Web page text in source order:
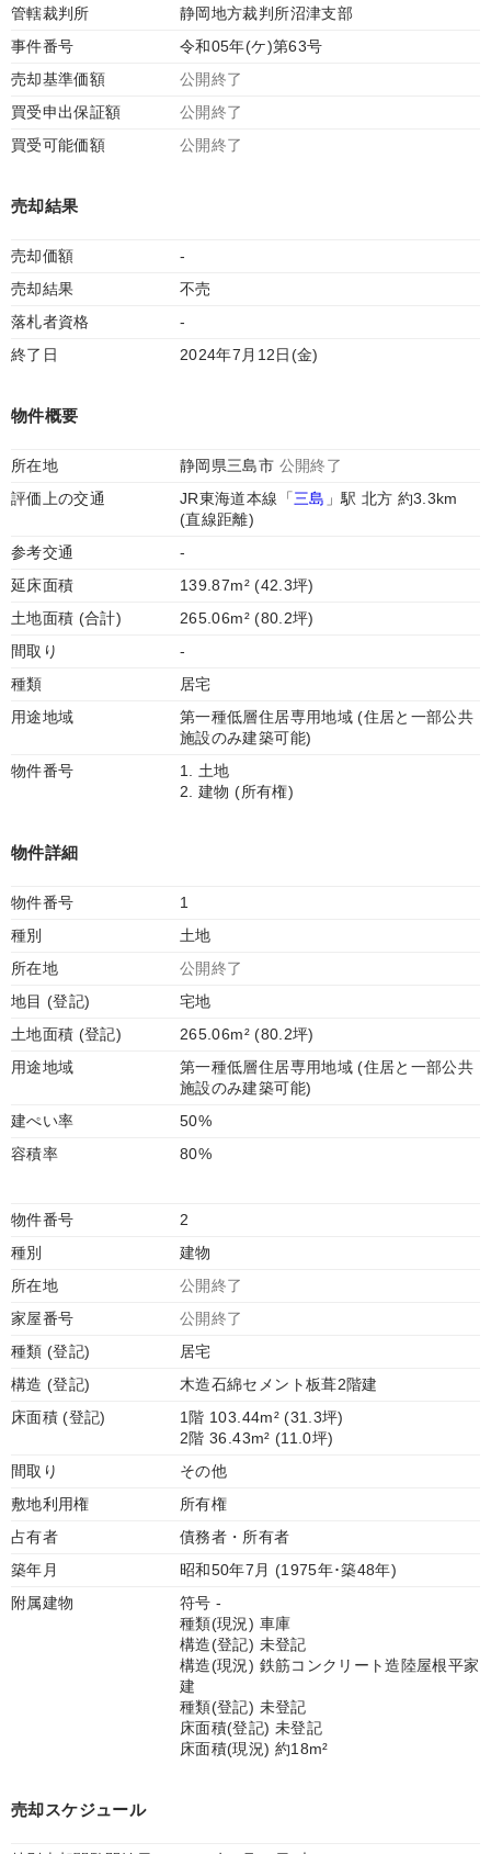
管轄裁判所
静岡地方裁判所沼津支部
事件番号
令和05年(ケ)第63号
売却基準価額
公開終了
買受申出保証額
公開終了
買受可能価額
公開終了
売却結果
売却価額
-
売却結果
不売
落札者資格
-
終了日
2024年7月12日(金)
物件概要
所在地 静岡県三島市 公開終了
評価上の交通
JR東海道本線「三島 」駅 北方 約3.3km
(直線距離)
参考交通
-
延床面積
139.87m² (42.3坪)
土地面積 (合計)
265.06m² (80.2坪)
間取り
-
種類
居宅
用途地域
第一種低層住居専用地域 (住居と一部公共
施設のみ建築可能)
物件番号
1. 土地
2. 建物 (所有権)
物件詳細
物件番号
1
種別
土地
所在地
公開終了
地目 (登記)
宅地
土地面積 (登記)
265.06m² (80.2坪)
用途地域
第一種低層住居専用地域 (住居と一部公共
施設のみ建築可能)
建ぺい率
50%
容積率
80%
物件番号
2
種別
建物
所在地
公開終了
家屋番号
公開終了
種類 (登記)
居宅
構造 (登記)
木造石綿セメント板葺2階建
床面積 (登記)
1階 103.44m² (31.3坪)
2階 36.43m² (11.0坪)
間取り
その他
敷地利用権
所有権
占有者
債務者・所有者
築年月
昭和50年7月 (1975年･築48年)
附属建物
符号 -
種類(現況) 車庫
構造(登記) 未登記
構造(現況) 鉄筋コンクリート造陸屋根平家
建
種類(登記) 未登記
床面積(登記) 未登記
床面積(現況) 約18m²
売却スケジュール